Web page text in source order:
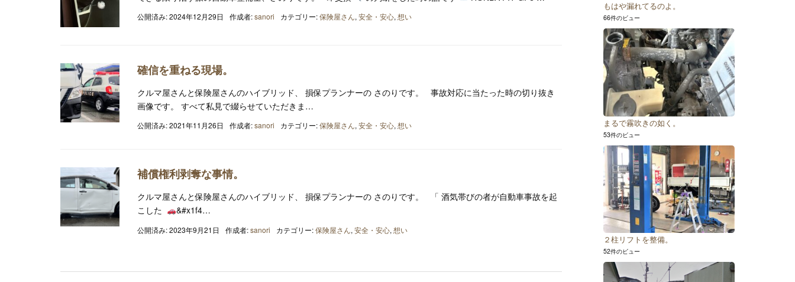
公開済み: 2024年12月29日 作成者:sanori カテゴリー:保険屋さん, 安全・安心, 想い
確信を重ねる現場。
クルマ屋さんと保険屋さんのハイブリッド、 損保プランナーの さのりです。 事故対応に当たった時の切り抜き
画像です。 すべて私見で綴らせていただきま…
公開済み: 2021年11月26日 作成者:sanori カテゴリー:保険屋さん, 安全・安心, 想い
補償権利剥奪な事情。
クルマ屋さんと保険屋さんのハイブリッド、 損保プランナーの さのりです。 「 酒気帯びの者が自動車事故を起
こした
&#x1f4…
公開済み: 2023年9月21日 作成者:sanori カテゴリー:保険屋さん, 安全・安心, 想い
もはや漏れてるのよ。
66件のビュー
まるで霧吹きの如く。
53件のビュー
２柱リフトを整備。
52件のビュー